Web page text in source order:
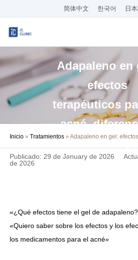
简体中文 한국어 日
Adapaleno en
efectos
terapéuticos
acné,
con Differin y
de uso
Inicio » Tratamientos » Adapaleno en gel: efectos terapéuticos para el
Publicado: 29 de January de 2026
de 2026
«¿Qué efectos tiene el gel de
«Quiero saber sobre los efectos y los
los medicamentos para el acné»
Tratamientos Estéticos
Precios
Cómo Llegar
Reserva Online
Otros
Idioma